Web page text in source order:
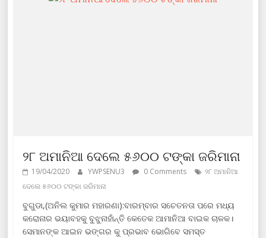
୨୮ ଅମାନିଆ ଦେଲେ ୫୬୦୦ ଟଙ୍କା ଜରିମାନା
19/04/2020 YWPSENU3 0 Comments
୨୮ ଅମାନିଆ
ଦେଲେ ୫୬୦୦ ଟଙ୍କା ଜରିମାନା
ବୁଗୁଡା,(ଅନିଲ କୁମାର ମହାରଣା):ବାରମ୍ବାର ସଚେତନତା ପରେ ମଧ୍ୟ
କରୋନାର ଭୟାବହକୁ ବୁଝୁନାହାଁନ୍ତି କେତେକ ଆମାନିଆ ବାଇକ ଚାଳକ।
ସେମାନଙ୍କ ଆଇନ ଭଙ୍ଗର କୁ ପ୍ରଭାବ ଭୋଗିବେ ସମସ୍ତ